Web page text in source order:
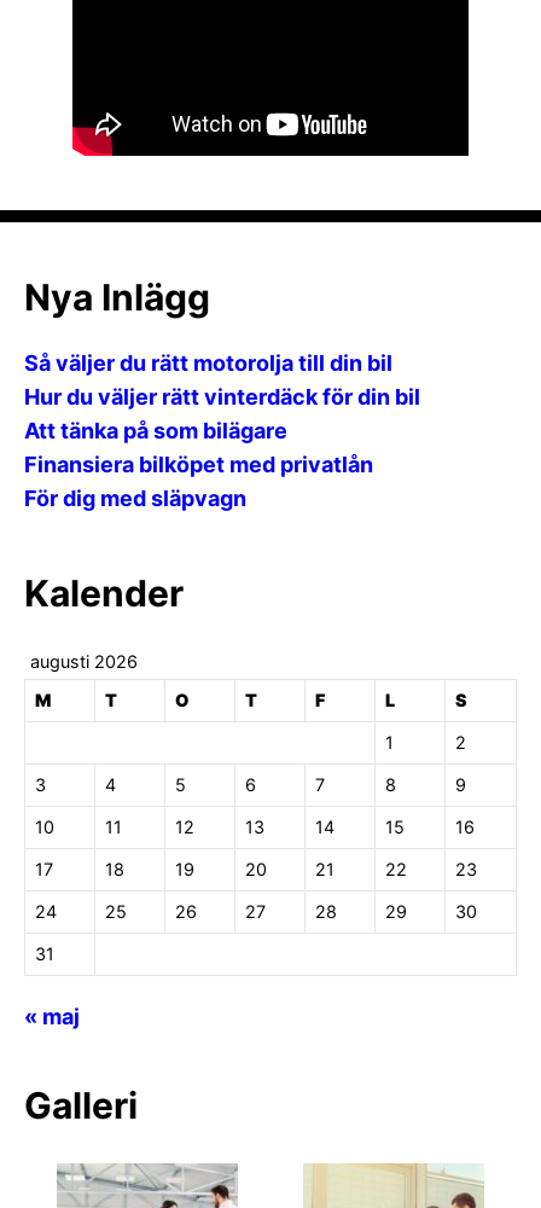
Nya Inlägg
Så väljer du rätt motorolja till din bil
Hur du väljer rätt vinterdäck för din bil
Att tänka på som bilägare
Finansiera bilköpet med privatlån
För dig med släpvagn
Kalender
augusti 2026
M
T O T F L S
1 2
3 4 5 6 7 8 9
10 11 12 13 14 15 16
17 18 19 20 21 22 23
24 25 26 27 28 29 30
31
« maj
Galleri